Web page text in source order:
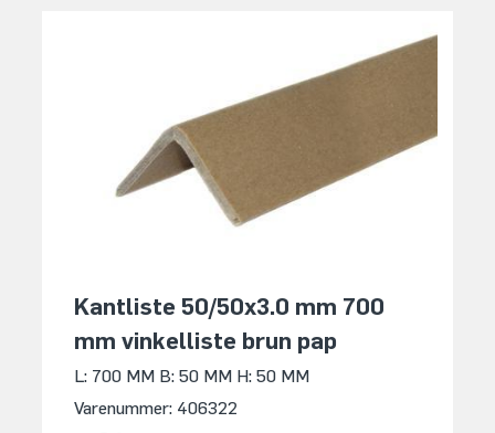
Kantliste 50/50x3.0 mm 700
mm vinkelliste brun pap
L: 700 MM B: 50 MM H: 50 MM
Varenummer: 406322